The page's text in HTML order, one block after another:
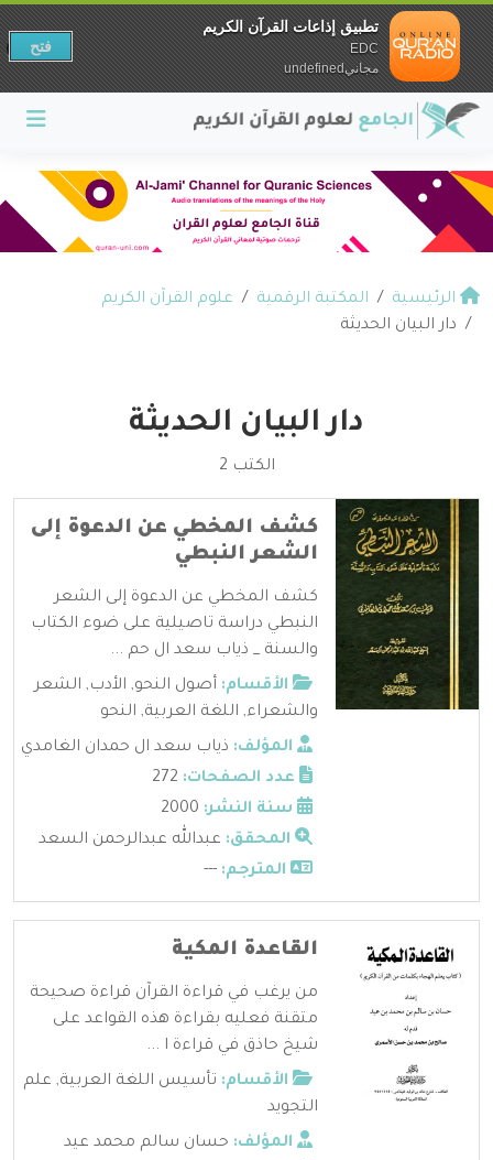
الرئيسية المكتبة الرقمية
علوم القرآن الكريم
دار البيان الحديثة
دار البيان الحديثة
الكتب 2
كشف المخطي عن الدعوة إلى
الشعر النبطي
كشف المخطي عن الدعوة إلى الشعر
النبطي دراسة تاصيلية على ضوء الكتاب
والسنة _ ذياب سعد ال حم ...
الأقسام: أصول النحو, الأدب, الشعر
والشعراء, اللغة العربية, النحو
المؤلف: ذياب سعد ال حمدان الغامدي
عدد الصفحات:
سنة النشر:
المحقق: عبدالله عبدالرحمن السعد
المترجم: ---
القاعدة المكية
من يرغب في قراءة القرآن قراءة صحيحة
متقنة فعليه بقراءة هذه القواعد على
شيخ حاذق في قراءة ا ...
الأقسام: تأسيس اللغة العربية, علم
التجويد
المؤلف: حسان سالم محمد عيد
تطبيق إذاعات القرآن الكريم
EDC
مجانيundefined
فتح